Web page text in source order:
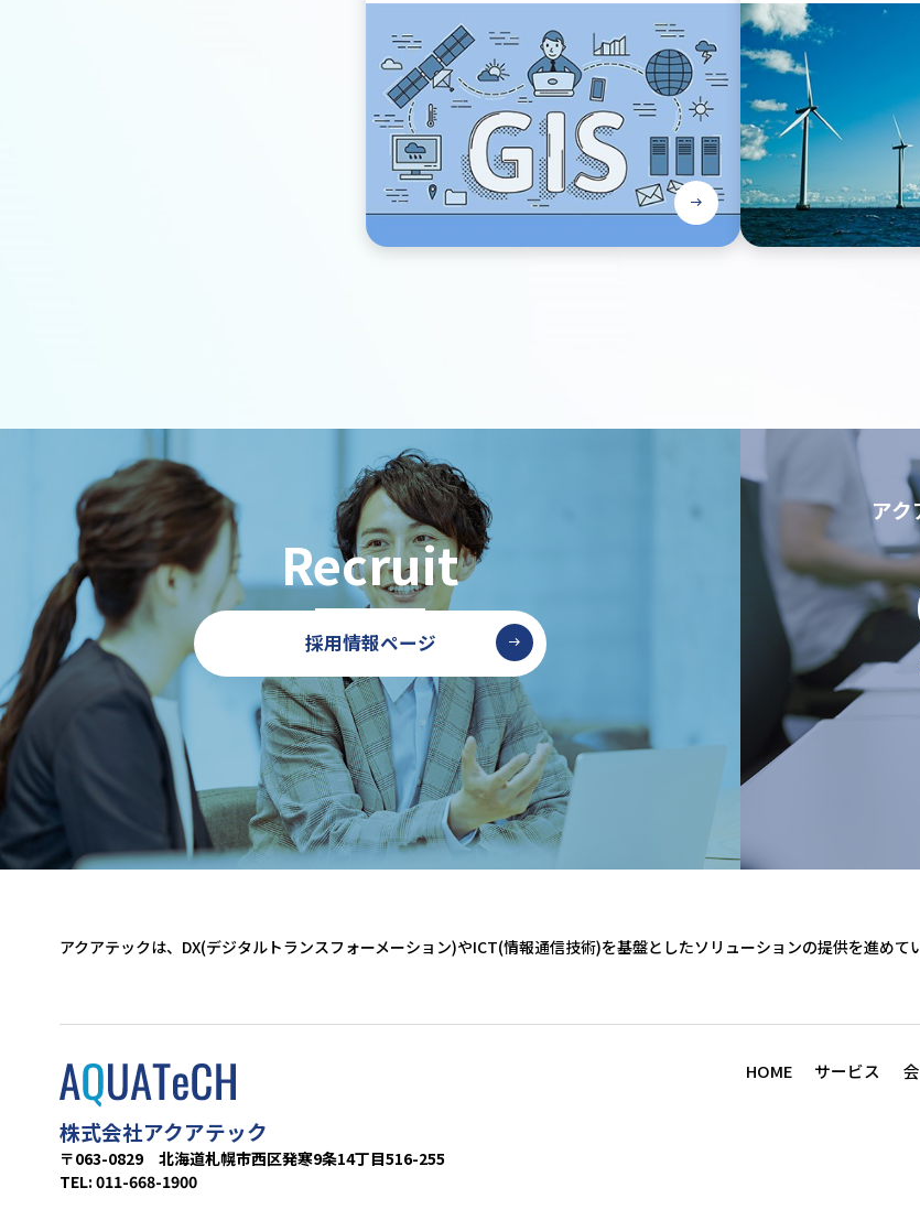
Recruit
採用情報
採用情報ページ
アク
アクアテックは、DX(デジタルトランスフォーメーション)やICT(情報通信技術)を基盤としたソリューションの提供を進めてい
株式会社アクアテック
〒063-0829 北海道札幌市西区発寒9条14丁目516-255
TEL: 011-668-1900
HOME サービス